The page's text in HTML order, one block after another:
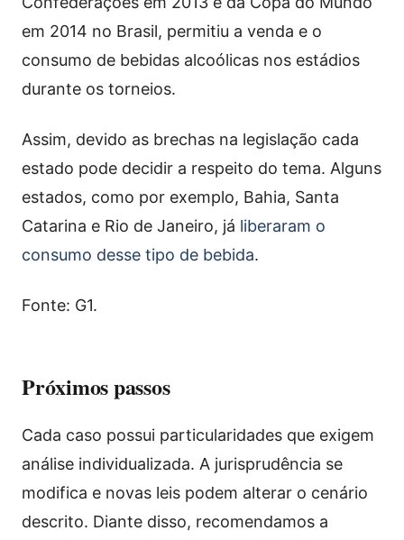
em 2014 no Brasil, permitiu a venda e o
consumo de bebidas alcoólicas nos estádios
durante os torneios.
Assim, devido as brechas na legislação cada
estado pode decidir a respeito do tema. Alguns
estados, como por exemplo, Bahia, Santa
Catarina e Rio de Janeiro, já liberaram o
consumo desse tipo de bebida.
Fonte: G1.
Próximos passos
Cada caso possui particularidades que exigem
análise individualizada. A jurisprudência se
modifica e novas leis podem alterar o cenário
descrito. Diante disso, recomendamos a